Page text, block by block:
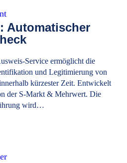
Automatischer
Service ermöglicht die
und Legitimierung von
kürzester Zeit. Entwickelt
der S-Markt & Mehrwert. Die
wird…